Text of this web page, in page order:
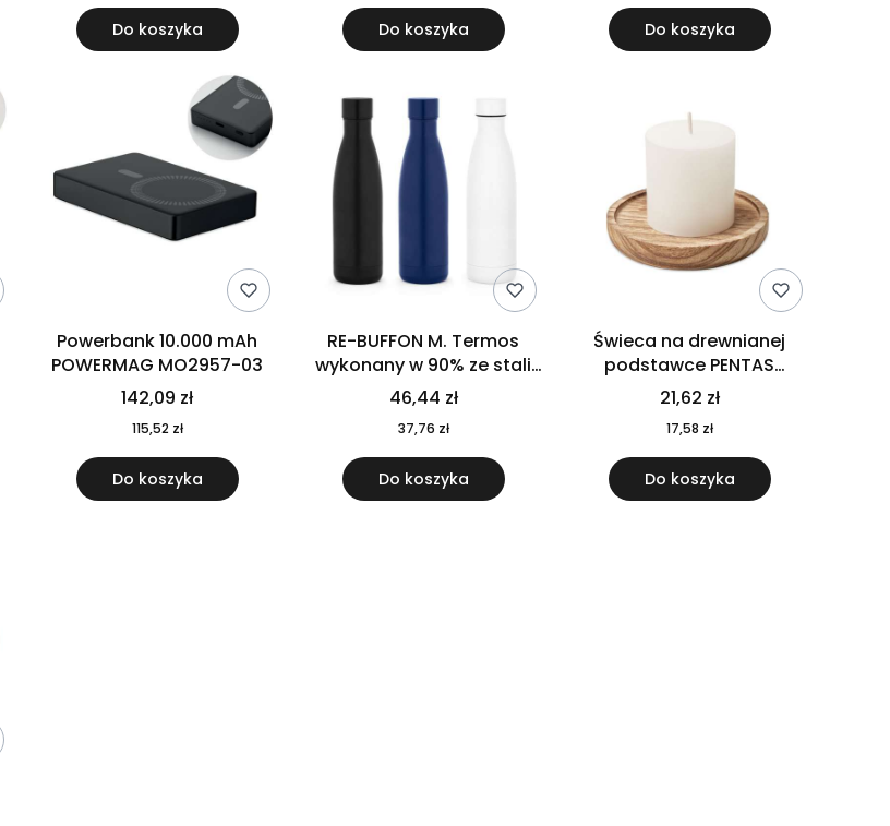
Do koszyka Do koszyka Do koszyka
Powerbank 10.000 mAh
POWERMAG MO2957-03
142,09 zł
115,52 zł
Do koszyka
RE-BUFFON M. Termos
wykonany w 90% ze stali
nierdzewnej pochodzącej z
recyklingu 520 ml 94294
46,44 zł
37,76 zł
Do koszyka
Świeca na drewnianej
podstawce PENTAS
MO6282-40
21,62 zł
17,58 zł
Do koszyka